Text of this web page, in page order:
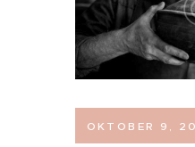
OKTOBER 9,